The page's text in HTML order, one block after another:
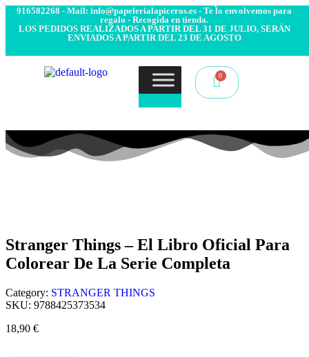
916582268 - Mail: info@papelerialapiceros.es - Te lo envolvemos para
regalo - Recogida en tienda.
LOS PEDIDOS REALIZADOS A PARTIR DEL 31 DE JULIO, SERÁN
ENVIADOS A PARTIR DEL 23 DE AGOSTO
Stranger Things – El Libro Oficial Para
Colorear De La Serie Completa
Category: STRANGER THINGS
SKU: 9788425373534
18,90 €